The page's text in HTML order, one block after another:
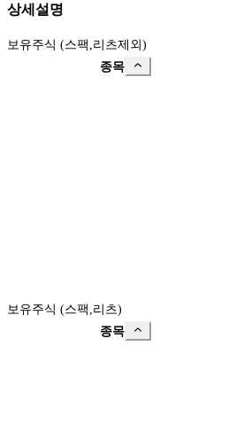
상세설명
보유주식 (스팩,리츠제외)
종목
보유주식 (스팩,리츠)
종목